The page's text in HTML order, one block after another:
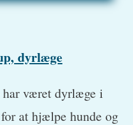
dyrlæge
har været dyrlæge i
at hjælpe hunde og